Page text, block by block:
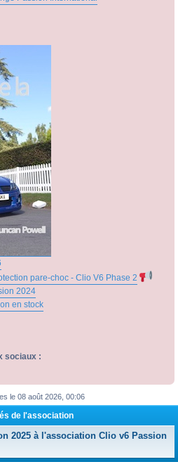
pare-choc - Clio V6 Phase 2
2024
en stock
sociaux :
le 08 août 2026, 00:06
de l'association
2025 à l'association Clio v6 Passion